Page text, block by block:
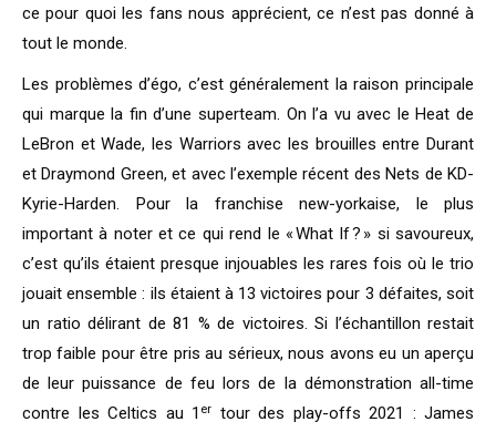
ce pour quoi les fans nous apprécient, ce n’est pas donné à
tout le monde.
Les problèmes d’égo, c’est généralement la raison principale
qui marque la fin d’une superteam. On l’a vu avec le Heat de
LeBron et Wade, les Warriors avec les brouilles entre Durant
et Draymond Green, et avec l’exemple récent des Nets de KD-
Kyrie-Harden. Pour la franchise new-yorkaise, le plus
important à noter et ce qui rend le « What If ? » si savoureux,
c’est qu’ils étaient presque injouables les rares fois où le trio
jouait ensemble : ils étaient à 13 victoires pour 3 défaites, soit
un ratio délirant de 81 % de victoires. Si l’échantillon restait
trop faible pour être pris au sérieux, nous avons eu un aperçu
de leur puissance de feu lors de la démonstration all-time
contre les Celtics au 1 er
tour des play-offs 2021 : James